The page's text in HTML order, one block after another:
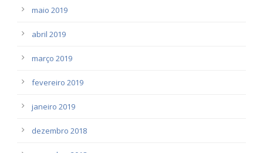
maio 2019
abril 2019
março 2019
fevereiro 2019
janeiro 2019
dezembro 2018